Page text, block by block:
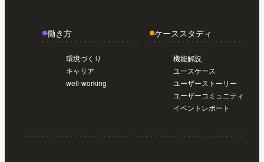
働き方
環境づくり
キャリア
well-working
ケーススタディ
機能解説
ユースケース
ユーザーストーリー
ユーザーコミュニティ
イベントレポート